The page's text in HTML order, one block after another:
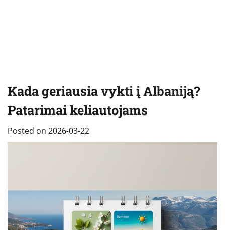
Kada geriausia vykti į Albaniją?
Patarimai keliautojams
Posted on 2026-03-22